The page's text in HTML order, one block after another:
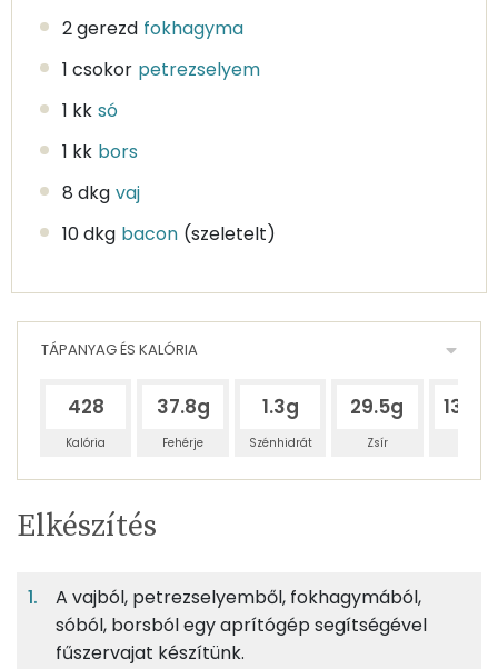
2 gerezd fokhagyma
1 csokor petrezselyem
1 kk só
1 kk bors
8 dkg vaj
10 dkg bacon (szeletelt)
TÁPANYAG ÉS KALÓRIA
428
Kalória
37.8g
Fehérje
1.3g
Szénhidrát
29.5g
Zsír
Egy
adagban
19%
Fehérje
0%
Szénhidrát
15%
Zsír
TÁPANYAGTARTALOM
Egy
adagban
4
adagban
100
grammban
Elkészítés
A vajból, petrezselyemből, fokhagymából,
sóból, borsból egy aprítógép segítségével
fűszervajat készítünk.